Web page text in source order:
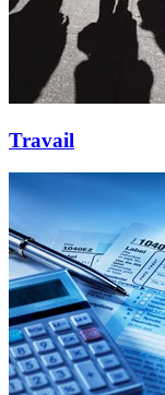
Travail